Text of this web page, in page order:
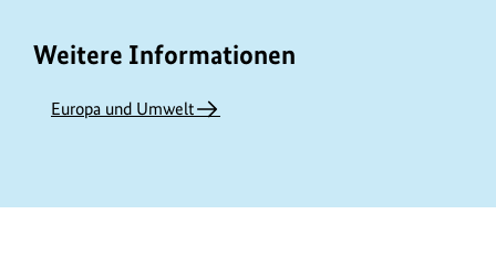
Weitere Informationen
Europa und Umwelt